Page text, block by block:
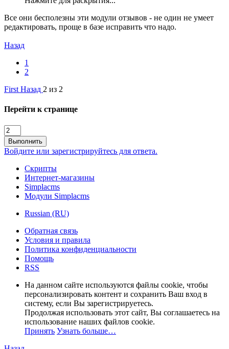
Все они бесполезны эти модули отзывов - не один не умеет
редактировать, проще в базе исправить что надо.
Назад
1
2
First Назад 2 из 2
Перейти к странице
Выполнить
Войдите или зарегистрируйтесь для ответа.
Скрипты
Интернет-магазины
Simplacms
Модули Simplacms
Russian (RU)
Обратная связь
Условия и правила
Политика конфиденциальности
Помощь
RSS
На данном сайте используются файлы cookie, чтобы
персонализировать контент и сохранить Ваш вход в
систему, если Вы зарегистрируетесь.
Продолжая использовать этот сайт, Вы соглашаетесь на
использование наших файлов cookie.
Принять Узнать больше…